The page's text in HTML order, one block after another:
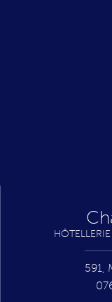
591,